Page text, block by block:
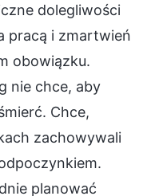
dolegliwości
pracą i zmartwień
obowiązku.
nie chce, aby
Chce,
zachowywali
planować